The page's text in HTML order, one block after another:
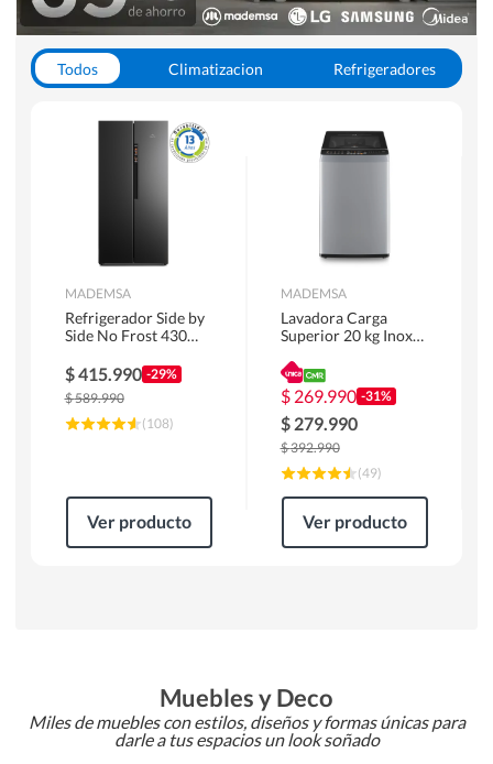
Todos Climatizacion
Refrigeradores
Hornos y Microondas
MADEMSA
Refrigerador Side by
Side No Frost 430
MAS430B
$415.990 -29%
$589.990
(108)
Ver producto
MADEMSA
Lavadora Carga
Superior 20 kg Inox
$ 269.990 -31%
$ 279.990
$392.990
(49)
Ver producto
Muebles y Deco
Miles de muebles con estilos, diseños y formas únicas para
darle a tus espacios un look soñado